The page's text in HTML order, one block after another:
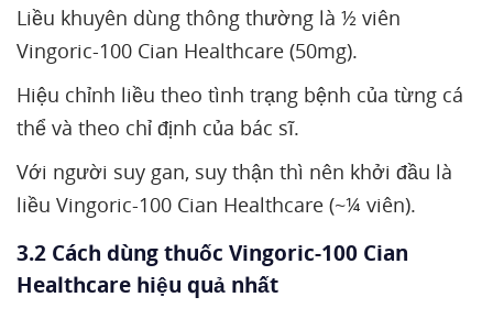
Liều khuyên dùng thông thường là ½ viên
Vingoric-100 Cian Healthcare (50mg).
Hiệu chỉnh liều theo tình trạng bệnh của từng cá
thể và theo chỉ định của bác sĩ.
Với người suy gan, suy thận thì nên khởi đầu là
liều Vingoric-100 Cian Healthcare (~¼ viên).
3.2 Cách dùng thuốc Vingoric-100 Cian
Healthcare hiệu quả nhất